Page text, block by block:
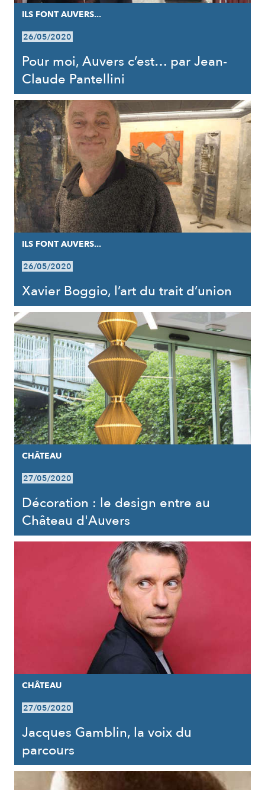
ILS FONT AUVERS...
26/05/2020
Pour moi, Auvers c’est… par Jean-
Claude Pantellini
ILS FONT AUVERS...
26/05/2020
Xavier Boggio, l’art du trait d’union
CHÂTEAU
27/05/2020
Décoration : le design entre au
Château d'Auvers
CHÂTEAU
27/05/2020
Jacques Gamblin, la voix du
parcours